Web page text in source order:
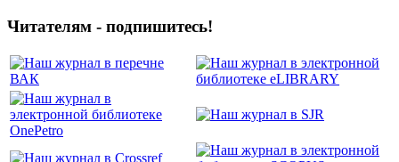
Читателям - подпишитесь!